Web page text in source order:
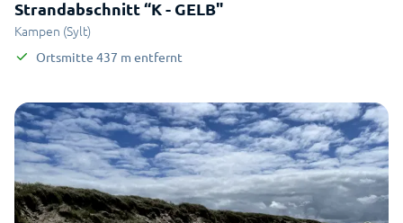
Strandabschnitt “K - GELB"
Kampen (Sylt)
Ortsmitte 437 m entfernt